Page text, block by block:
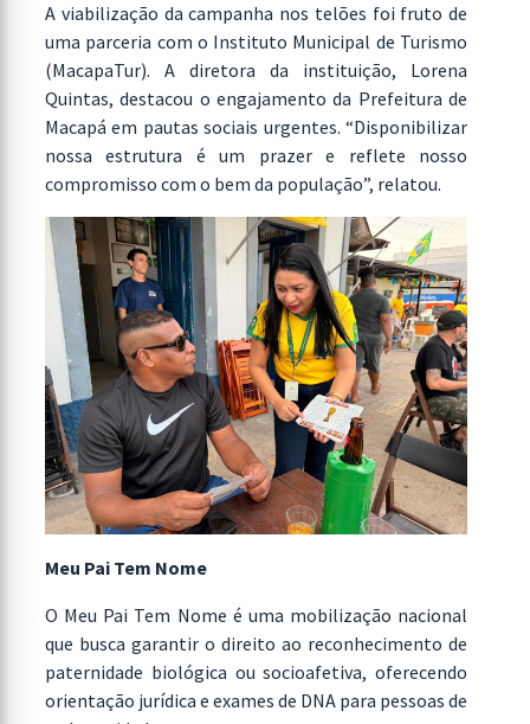
A viabilização da campanha nos telões foi fruto de
uma parceria com o Instituto Municipal de Turismo
(MacapaTur). A diretora da instituição, Lorena
Quintas, destacou o engajamento da Prefeitura de
Macapá em pautas sociais urgentes. “Disponibilizar
nossa estrutura é um prazer e reflete nosso
compromisso com o bem da população”, relatou.
Meu Pai Tem Nome
O Meu Pai Tem Nome é uma mobilização nacional
que busca garantir o direito ao reconhecimento de
paternidade biológica ou socioafetiva, oferecendo
orientação jurídica e exames de DNA para pessoas de